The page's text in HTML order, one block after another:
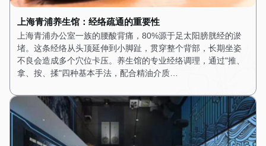
上海青浦养生馆：经络疏通的重要性
上海青浦办公室一族的腰酸背痛，80%源于足太阳膀胱经的淤
堵。这条经络从头顶延伸到小脚趾，贯穿整个背部，长期坐姿
不良会造成多个穴位卡压。养生馆的专业经络调理，通过"推、
拿、按、揉"四种基本手法，配合精油介质…